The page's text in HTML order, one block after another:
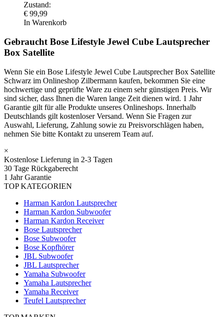
Zustand:
€ 99,99
In Warenkorb
Gebraucht Bose Lifestyle Jewel Cube Lautsprecher
Box Satellite
Wenn Sie ein Bose Lifestyle Jewel Cube Lautsprecher Box Satellite
Schwarz im Onlineshop Zilbermann kaufen, bekommen Sie eine
hochwertige und geprüfte Ware zu einem sehr günstigen Preis. Wir
sind sicher, dass Ihnen die Waren lange Zeit dienen wird. 1 Jahr
Garantie gilt für alle Produkte unseres Onlineshops. Innerhalb
Deutschlands gilt kostenloser Versand. Wenn Sie Fragen zur
Auswahl, Lieferung, Zahlung sowie zu Preisvorschlägen haben,
nehmen Sie bitte Kontakt zu unserem Team auf.
×
Kostenlose Lieferung in 2-3 Tagen
30 Tage Rückgaberecht
1 Jahr Garantie
TOP KATEGORIEN
Harman Kardon Lautsprecher
Harman Kardon Subwoofer
Harman Kardon Receiver
Bose Lautsprecher
Bose Subwoofer
Bose Kopfhörer
JBL Subwoofer
JBL Lautsprecher
Yamaha Subwoofer
Yamaha Lautsprecher
Yamaha Receiver
Teufel Lautsprecher